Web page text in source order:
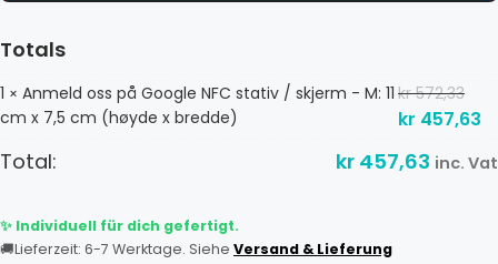
Totals
1 × Anmeld oss ​​på Google NFC stativ / skjerm - M: 11
cm x 7,5 cm (høyde x bredde)
kr572,33
kr 457,63
Total: kr 457,63 inc. Vat
✨ Individuell für dich gefertigt.
🚚Lieferzeit: 6-7 Werktage. Siehe Versand & Lieferung